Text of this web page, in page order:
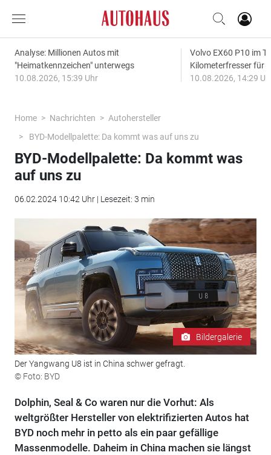
Analyse: Millionen Autos mit
"Heimatkennzeichen" unterwegs
10.08.2026, 15:39 Uhr
Volvo EX60 P10 im
Kilometerfresser für
10.08.2026, 14:29
Home Nachrichten
Autohersteller
BYD-Modellpalette: Da kommt was auf uns zu
BYD-Modellpalette: Da kommt was
auf uns zu
06.02.2024 10:42 Uhr | Lesezeit: 3 min
Bildergalerie
Der Yangwang U8 ist in China schwer gefragt.
© Foto: BYD
Dolphin, Seal & Co waren nur die Vorhut: Als
weltgrößter Hersteller von elektrifizierten Autos hat
BYD noch mehr in petto als ein paar gefällige
Massenmodelle. Daheim in China machen sie längst